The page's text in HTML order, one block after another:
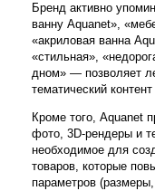
Бренд активно
ванну Aquanet»,
«акриловая ванна
«стильная»,
дном» — позволяет
тематический
Кроме того, Aquanet
фото, 3D-рендеры и
необходимое для
товаров, которые
параметров